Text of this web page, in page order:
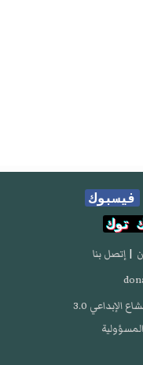
فيسبوك
توك
| إتصل بنا
الإبداعي 3.0